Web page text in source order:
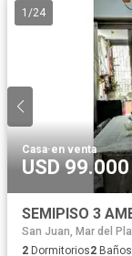
1 /24
Casa·en venta
USD 99.000
SEMIPISO 3
San Juan, Mar del
2 Dormitorios2 Baños